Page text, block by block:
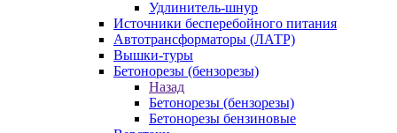
Удлинитель-шнур
Источники бесперебойного питания
Автотрансформаторы (ЛАТР)
Вышки-туры
Бетонорезы (бензорезы)
Назад
Бетонорезы (бензорезы)
Бетонорезы бензиновые